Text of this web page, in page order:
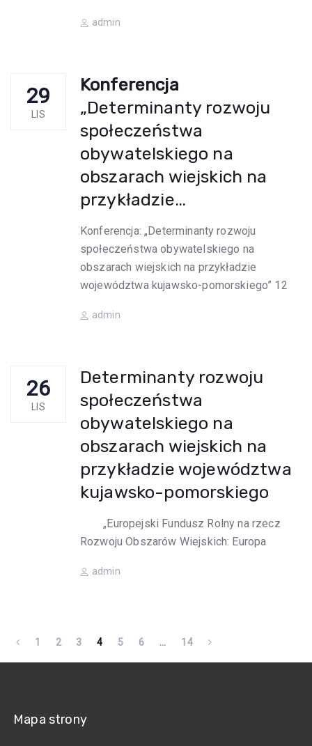
Author
admin
29
LIS
Konferencja
„Determinanty rozwoju
społeczeństwa
obywatelskiego na
obszarach wiejskich na
przykładzie…
Konferencja: „Determinanty rozwoju
społeczeństwa obywatelskiego na
obszarach wiejskich na przykładzie
województwa kujawsko-pomorskiego” 12
Author
admin
26
LIS
Determinanty rozwoju
społeczeństwa
obywatelskiego na
obszarach wiejskich na
przykładzie województwa
kujawsko-pomorskiego
„Europejski Fundusz Rolny na rzecz
Rozwoju Obszarów Wiejskich: Europa
Author
admin
1 2 3 4 5 6 … 14
Mapa strony